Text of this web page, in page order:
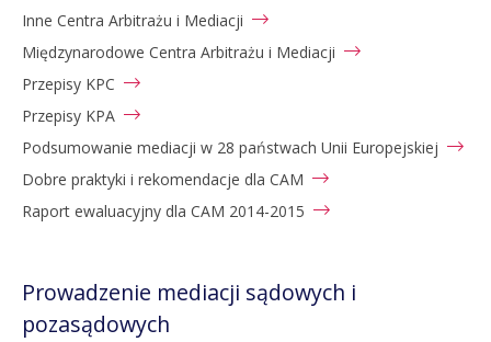
Inne Centra Arbitrażu i Mediacji
Międzynarodowe Centra Arbitrażu i Mediacji
Przepisy KPC
Przepisy KPA
Podsumowanie mediacji w 28 państwach Unii Europejskiej
Dobre praktyki i rekomendacje dla CAM
Raport ewaluacyjny dla CAM 2014-2015
Prowadzenie mediacji sądowych i
pozasądowych